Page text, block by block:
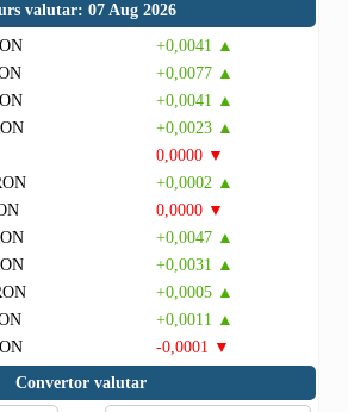
valutar: 07 Aug 2026
+0,0041 ▲
+0,0077 ▲
+0,0041 ▲
+0,0023 ▲
0,0000 ▼
+0,0002 ▲
0,0000 ▼
+0,0047 ▲
+0,0031 ▲
+0,0005 ▲
+0,0011 ▲
-0,0001 ▼
Convertor valutar